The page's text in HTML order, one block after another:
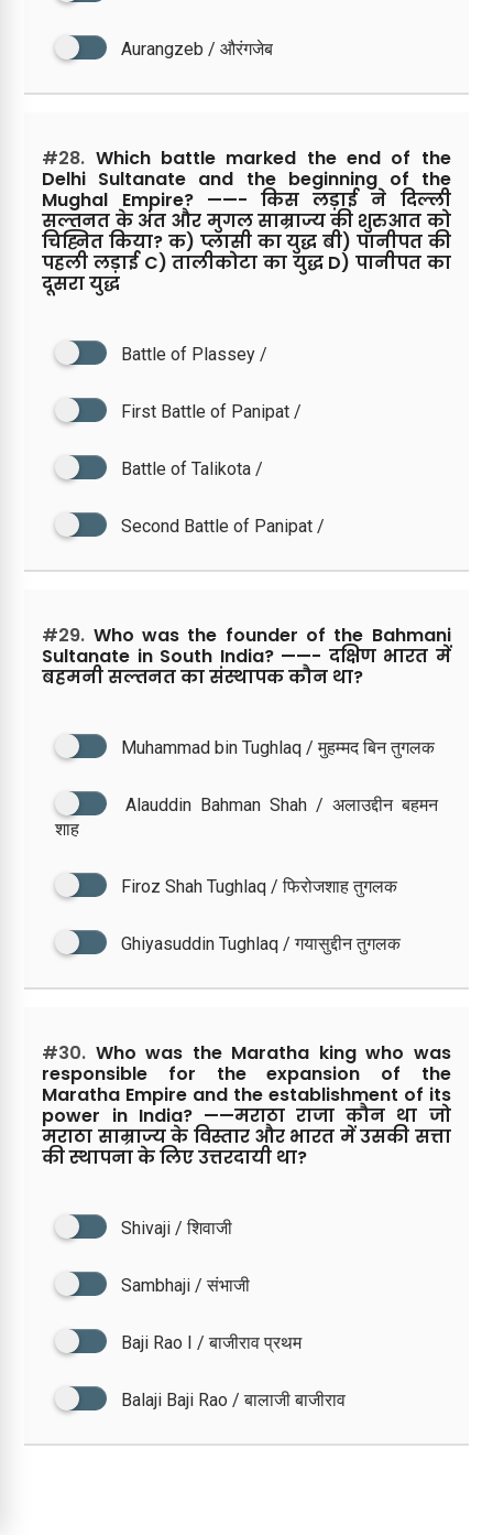
Aurangzeb / औरंगजेब
#28. Which battle marked the end of the
Delhi Sultanate and the beginning of the
Mughal Empire? ——- किस लड़ाई ने दिल्ली
सल्तनत के अंत और मुगल साम्राज्य की शुरुआत को
चिह्नित किया? क) प्लासी का युद्ध बी) पानीपत की
पहली लड़ाई C) तालीकोटा का युद्ध D) पानीपत का
दूसरा युद्ध
Battle of Plassey /
First Battle of Panipat /
Battle of Talikota /
Second Battle of Panipat /
#29. Who was the founder of the Bahmani
Sultanate in South India? ——- दक्षिण भारत में
बहमनी सल्तनत का संस्थापक कौन था?
Muhammad bin Tughlaq / मुहम्मद बिन तुगलक
Alauddin Bahman Shah / अलाउद्दीन बहमन
शाह
Firoz Shah Tughlaq / फिरोजशाह तुगलक
Ghiyasuddin Tughlaq / गयासुद्दीन तुगलक
#30. Who was the Maratha king who was
responsible for the expansion of the
Maratha Empire and the establishment of its
power in India? ——मराठा राजा कौन था जो
मराठा साम्राज्य के विस्तार और भारत में उसकी सत्ता
की स्थापना के लिए उत्तरदायी था?
Shivaji / शिवाजी
Sambhaji / संभाजी
Baji Rao I / बाजीराव प्रथम
Balaji Baji Rao / बालाजी बाजीराव